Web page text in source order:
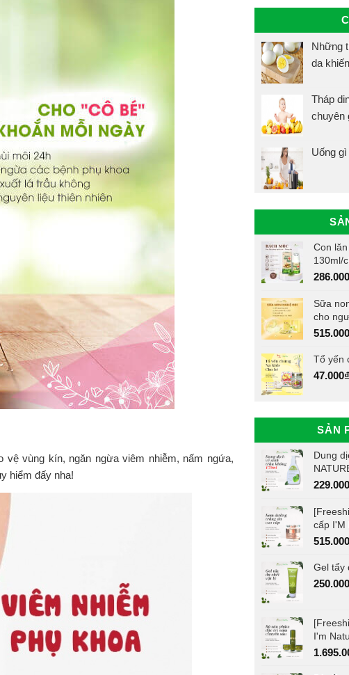
vệ vùng kín, ngăn ngừa viêm nhiễm, nấm ngứa,
hiểm đấy nha!
Những
da
Tháp
chuyên
Uống
Con
130ml/
286.000
Sữa
cho
515.000
Tổ yến
47.000₫
SẢN
Dung
229.000
cấp I'M
515.000
Gel tẩy
250.000
I'm